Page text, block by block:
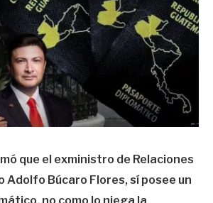
que el exministro de Relaciones
Adolfo Búcaro Flores, sí posee un